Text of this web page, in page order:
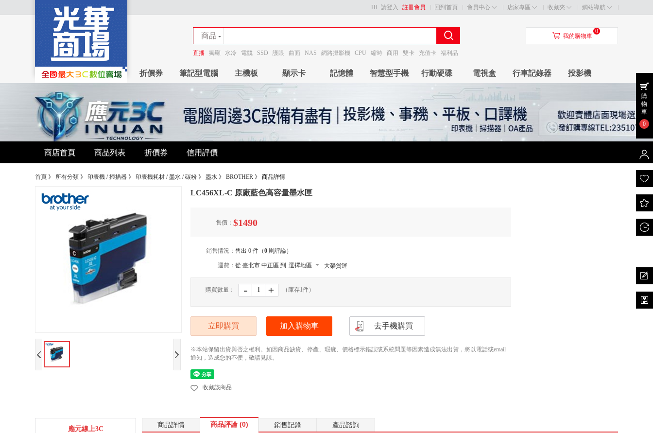
回到首頁 會員中心 店家專區 收藏夾 網站導航
Hi 請登入 註冊會員
商品
商店
直播 獨顯 水冷 電競 SSD 護眼 曲面 NAS 網路攝影機 CPU 縮時 商用 雙卡 充值卡 福利品
󰃦 我的購物車
0
折價券 筆記型電腦 主機板 顯示卡 記憶體 智慧型手機 行動硬碟 電視盒 行車記錄器 投影機
商店首頁 商品列表 折價券 信用評價
首頁 》 所有分類 》 印表機 / 掃描器 》 印表機耗材 / 墨水 / 碳粉 》 墨水 》 BROTHER 》 商品詳情
LC456XL-C 原廠藍色高容量墨水匣
售價： $1490
銷售情況： 售出 0 件（0 則評論）
運費： 從 臺北市 中正區 到 選擇地區 大榮貨運
購買數量： - ﹢ （庫存1件）
立即購買 加入購物車 去手機購買
※本站保留出貨與否之權利。如因商品缺貨、停產、瑕疵、價格標示錯誤或系統問題等因素造成無法出貨，將以電話或email
通知，造成您的不便，敬請見諒。
收藏該商品
應元線上3C
商品詳情 商品評論 (0) 銷售記錄 產品諮詢
購
物
車
0